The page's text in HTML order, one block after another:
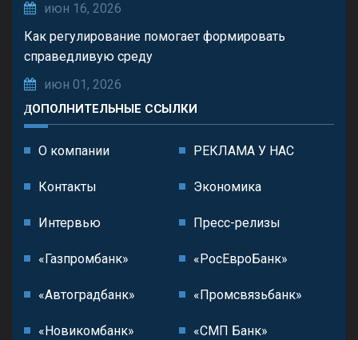
июн 16, 2026
Как регулирование помогает формировать
справедливую среду
июн 01, 2026
ДОПОЛНИТЕЛЬНЫЕ ССЫЛКИ
О компании РЕКЛАМА У НАС
Контакты Экономика
Интервью Пресс-релизы
«Газпромбанк» «РосЕвроБанк»
«Автоградбанк» «Промсвязьбанк»
«Новикомбанк» «СМП Банк»